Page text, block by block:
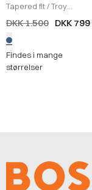
Tapered fit/Troy
Tapered Jeans / DENIM
DKK 1.500 DKK 799
Findes i mange
størrelser